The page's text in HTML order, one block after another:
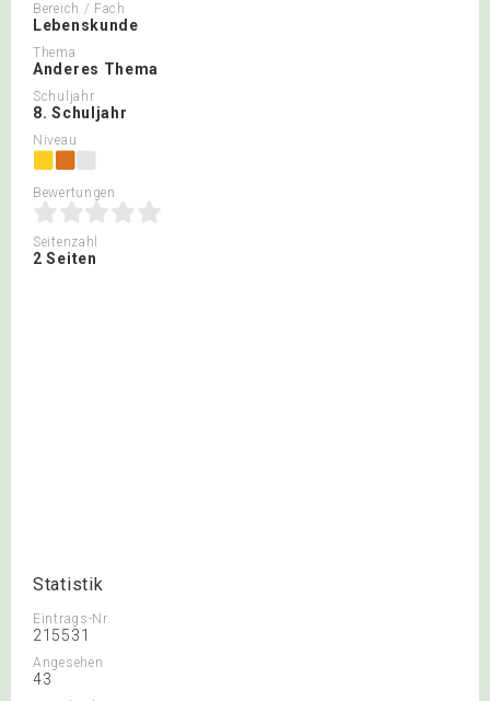
Bereich / Fach
Lebenskunde
Thema
Anderes Thema
Schuljahr
8. Schuljahr
Niveau
Bewertungen
Seitenzahl
2 Seiten
Statistik
Eintrags-Nr.
215531
Angesehen
43